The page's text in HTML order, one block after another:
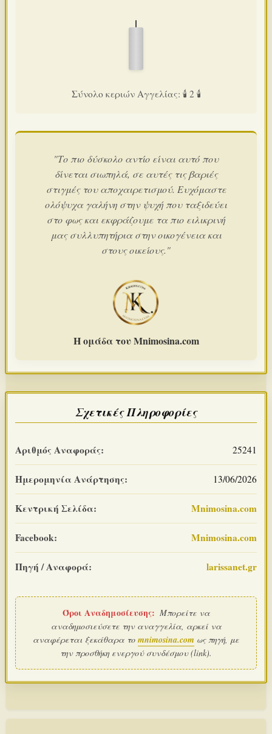
Σύνολο κεριών Αγγελίας: 🕯️ 2 🕯️
"Το πιο δύσκολο αντίο είναι αυτό που
δίνεται σιωπηλά, σε αυτές τις βαριές
στιγμές του αποχαιρετισμού. Ευχόμαστε
ολόψυχα γαλήνη στην ψυχή που ταξιδεύει
στο φως και εκφράζουμε τα πιο ειλικρινή
μας συλλυπητήρια στην οικογένεια και
στους οικείους."
Η ομάδα του Mnimosina.com
Σχετικές Πληροφορίες
Αριθμός Αναφοράς: 25241
Ημερομηνία Ανάρτησης: 13/06/2026
Κεντρική Σελίδα: Mnimosina.com
Facebook: Mnimosina.com
Πηγή / Αναφορά: larissanet.gr
Όροι Αναδημοσίευσης: Μπορείτε να
αναδημοσιεύσετε την αναγγελία, αρκεί να
αναφέρεται ξεκάθαρα το mnimosina.com ως πηγή, με
την προσθήκη ενεργού συνδέσμου (link).